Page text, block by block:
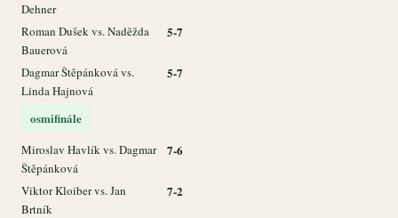
Dehner
Roman Dušek vs. Naděžda
Bauerová
5-7
Dagmar Štěpánková vs.
Linda Hajnová
5-7
osmifinále
Miroslav Havlík vs. Dagmar
Štěpánková
7-6
Viktor Kloiber vs. Jan
Brtník
7-2